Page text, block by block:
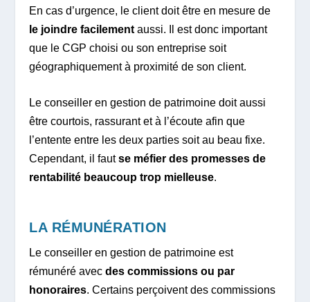
En cas d’urgence, le client doit être en mesure de
le joindre facilement aussi. Il est donc important
que le CGP choisi ou son entreprise soit
géographiquement à proximité de son client.
Le conseiller en gestion de patrimoine doit aussi
être courtois, rassurant et à l’écoute afin que
l’entente entre les deux parties soit au beau fixe.
Cependant, il fautse méfier des promesses de
rentabilité beaucoup trop mielleuse.
LA RÉMUNÉRATION
Le conseiller en gestion de patrimoine est
rémunéré avecdes commissions ou par
honoraires. Certains perçoivent des commissions